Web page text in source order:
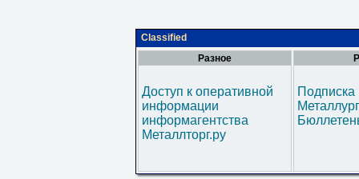
Classified
Разное
Доступ к оперативной
информации
информагентства
Металлторг.ру